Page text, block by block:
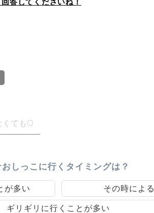
しっこに行くタイミングは？
が多い その時による
ギリギリに行くことが多い